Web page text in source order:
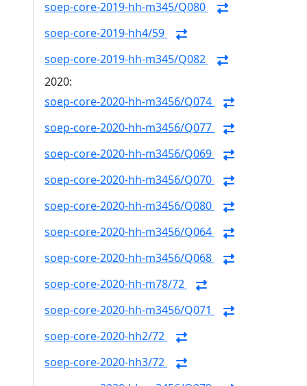
soep-core-2019-hh-m345/Q080
soep-core-2019-hh4/59
soep-core-2019-hh-m345/Q082
2020:
soep-core-2020-hh-m3456/Q074
soep-core-2020-hh-m3456/Q077
soep-core-2020-hh-m3456/Q069
soep-core-2020-hh-m3456/Q070
soep-core-2020-hh-m3456/Q080
soep-core-2020-hh-m3456/Q064
soep-core-2020-hh-m3456/Q068
soep-core-2020-hh-m78/72
soep-core-2020-hh-m3456/Q071
soep-core-2020-hh2/72
soep-core-2020-hh3/72